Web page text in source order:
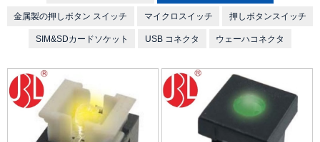
金属製の押しボタン スイッチ マイクロスイッチ 押しボタンスイッチ
SIM&SDカードソケット USB コネクタ ウェーハコネクタ